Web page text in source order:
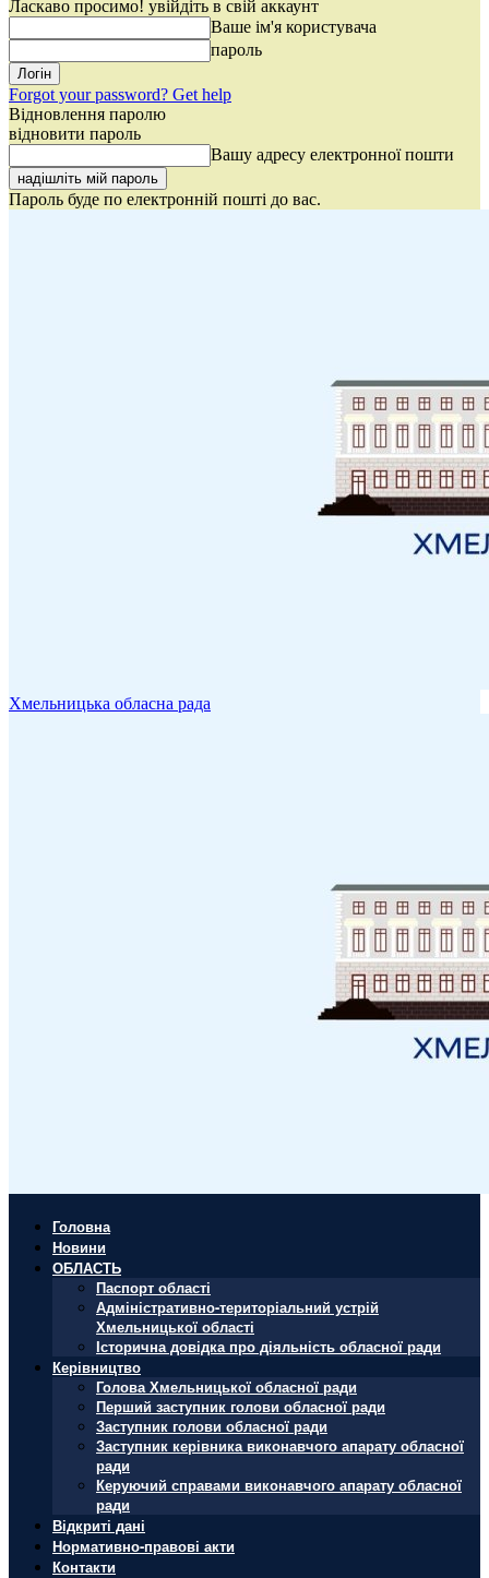
Ласкаво просимо! увійдіть в свій аккаунт
Ваше ім'я користувача
пароль
Forgot your password? Get help
Відновлення паролю
відновити пароль
Вашу адресу електронної пошти
Пароль буде по електронній пошті до вас.
Хмельницька обласна рада
Головна
Новини
ОБЛАСТЬ
Паспорт області
Адміністративно-територіальний устрій
Хмельницької області
Історична довідка про діяльність обласної ради
Керівництво
Голова Хмельницької обласної ради
Перший заступник голови обласної ради
Заступник голови обласної ради
Заступник керівника виконавчого апарату обласної
ради
Керуючий справами виконавчого апарату обласної
ради
Відкриті дані
Нормативно-правові акти
Контакти